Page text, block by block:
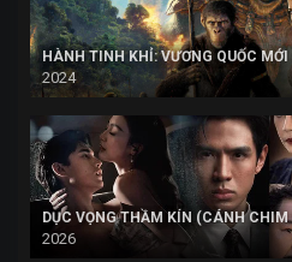
HÀNH TINH KHỈ: VƯƠNG QUỐC MỚI
2024
DỤC VỌNG THẦM KÍN (CÁNH
2026